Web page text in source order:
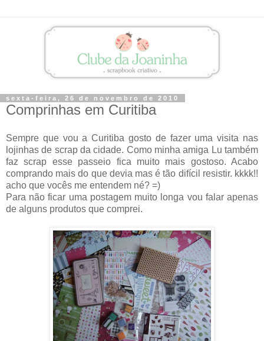
sexta-feira, 26 de novembro de 2010
Comprinhas em Curitiba
Sempre que vou a Curitiba gosto de fazer uma visita nas
lojinhas de scrap da cidade. Como minha amiga Lu também
faz scrap esse passeio fica muito mais gostoso. Acabo
comprando mais do que devia mas é tão difícil resistir. kkkk!!
acho que vocês me entendem né? =)
Para não ficar uma postagem muito longa vou falar apenas
de alguns produtos que comprei.